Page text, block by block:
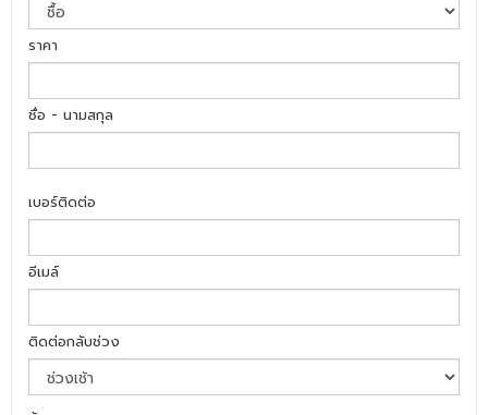
ราคา
ชื่อ - นามสกุล
เบอร์ติดต่อ
อีเมล์
ติดต่อกลับช่วง